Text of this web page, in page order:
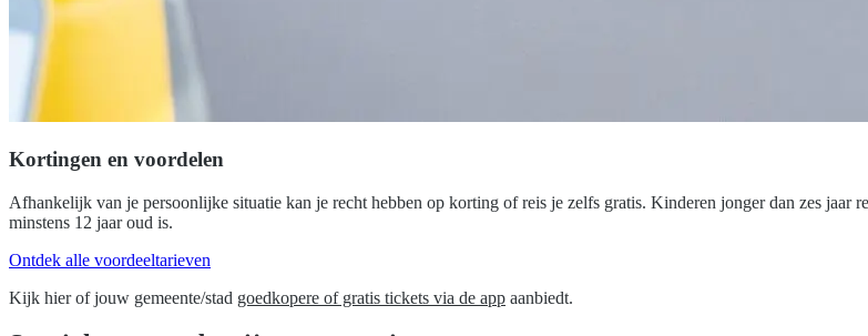
Kortingen en voordelen
Afhankelijk van je persoonlijke situatie kan je recht hebben op korting of reis je zelfs gratis. Kinderen jonger dan zes jaar
minstens 12 jaar oud is.
Ontdek alle voordeeltarieven
Kijk hier of jouw gemeente/stad goedkopere of gratis tickets via de app aanbiedt.